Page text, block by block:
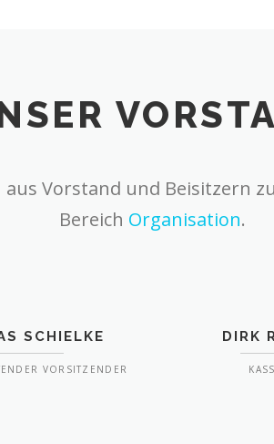
Vorstand und Beisitzern
Bereich Organisation.
SCHIELKE
VORSITZENDER
DIRK